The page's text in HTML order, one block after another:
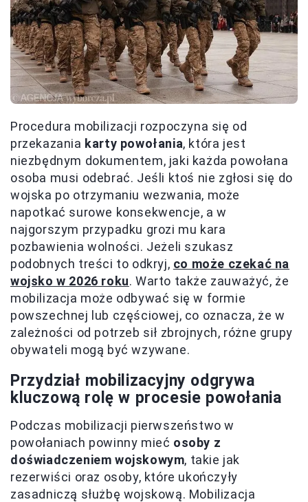
Procedura mobilizacji rozpoczyna się od
przekazania karty powołania, która jest
niezbędnym dokumentem, jaki każda powołana
osoba musi odebrać. Jeśli ktoś nie zgłosi się do
wojska po otrzymaniu wezwania, może
napotkać surowe konsekwencje, a w
najgorszym przypadku grozi mu kara
pozbawienia wolności. Jeżeli szukasz
podobnych treści to odkryj, co może czekać na
wojsko w 2026 roku. Warto także zauważyć, że
mobilizacja może odbywać się w formie
powszechnej lub częściowej, co oznacza, że w
zależności od potrzeb sił zbrojnych, różne grupy
obywateli mogą być wzywane.
Przydział mobilizacyjny odgrywa
kluczową rolę w procesie powołania
Podczas mobilizacji pierwszeństwo w
powołaniach powinny mieć osoby z
doświadczeniem wojskowym, takie jak
rezerwiści oraz osoby, które ukończyły
zasadniczą służbę wojskową. Mobilizacja